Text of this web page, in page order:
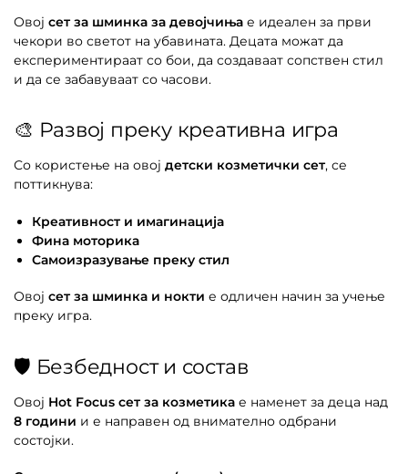
Овој сет за шминка за девојчиња е идеален за први
чекори во светот на убавината. Децата можат да
експериментираат со бои, да создаваат сопствен стил
и да се забавуваат со часови.
🎨 Развој преку креативна игра
Со користење на овој детски козметички сет, се
поттикнува:
Креативност и имагинација
Фина моторика
Самоизразување преку стил
Овој сет за шминка и нокти е одличен начин за учење
преку игра.
🛡️ Безбедност и состав
Овој Hot Focus сет за козметика е наменет за деца над
8 години и е направен од внимателно одбрани
состојки.